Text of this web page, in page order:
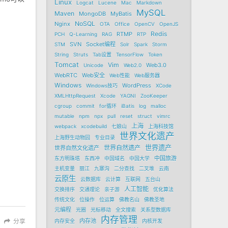
分享
Linux Logcat Lucene Mac Markdown
Maven MongoDB MyBatis MySQL
Nginx NoSQL OTA Office OpenCV
OpenJS
PCH
Q-Learning RAG RTMP RTP Redis
STM SVN Socket编程 Solr Spark
Storm
String
Struts Tab设置 TensorFlow Token
Tomcat Unicode Vim Web2.0
Web3.0
WebRTC
Web安全 Web性能 Web服务器
Windows Windows技巧 WordPress
XCode
XMLHttpRequest
Xcode YAGNI
ZooKeeper
cgroup
commit for循环 iBatis log
malloc
mutable
npm npx pull reset struct
vimrc
webpack
xcodebuild 七娘山 上海
上海科技馆
上海野生动物园
专业目录 世界文化遗产
世界自然文化遗产 世界自然遗产 世界遗产
东方明珠塔 东西冲 中国域名 中国大学 中国旅游
主机变量 丽江 九寨沟 二分查找 二叉堆 云南
云原生 云数据库 云计算 互联网
五台山
交换排序
交通理论 亲子游 人工智能
优化算法
传统文化
位操作 位运算 佛教名山 佛教圣地
元编程 光圈 光标移动 全文搜索
关系型数据库
内存安全
内存池 内存管理 内核开发